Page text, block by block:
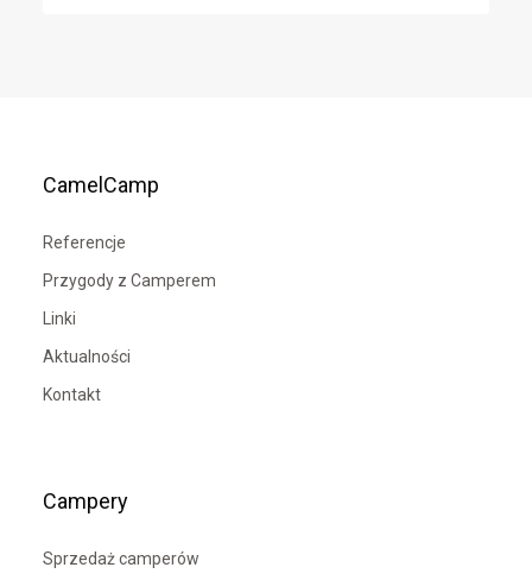
CamelCamp
Referencje
Przygody z Camperem
Linki
Aktualności
Kontakt
Campery
Sprzedaż camperów